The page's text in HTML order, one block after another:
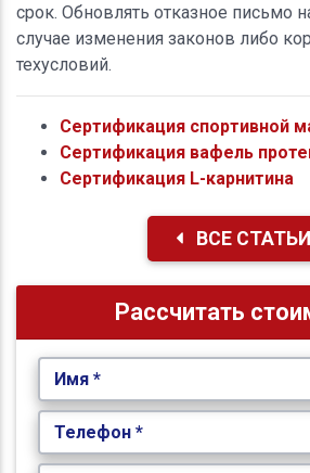
срок. Обновлять отказное письмо
случае изменения законов либо
техусловий.
Сертификация спортивной
Сертификация вафель
Сертификация L-карнитина
ВСЕ СТАТЬИ
Рассчитать
Имя *
Телефон *